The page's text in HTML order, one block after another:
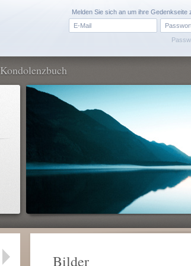
Melden Sie sich an um ihre Gedenkseite
Kondolenzbuch
Bilder